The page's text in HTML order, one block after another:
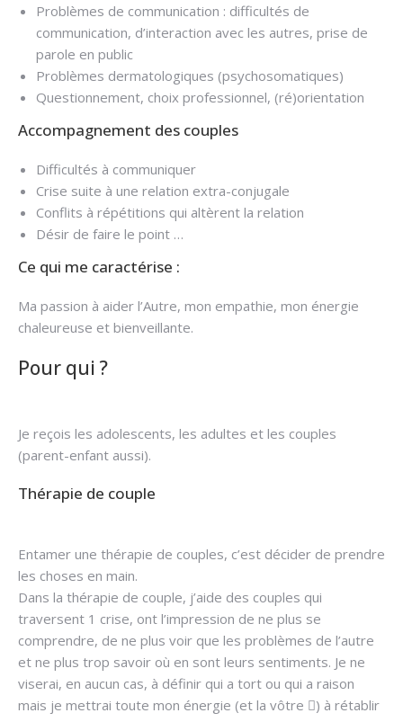
Problèmes de communication : difficultés de
communication, d’interaction avec les autres, prise de
parole en public
Problèmes dermatologiques (psychosomatiques)
Questionnement, choix professionnel, (ré)orientation
Accompagnement des couples
Difficultés à communiquer
Crise suite à une relation extra-conjugale
Conflits à répétitions qui altèrent la relation
Désir de faire le point …
Ce qui me caractérise :
Ma passion à aider l’Autre, mon empathie, mon énergie
chaleureuse et bienveillante.
Pour qui ?
Je reçois les adolescents, les adultes et les couples
(parent-enfant aussi).
Thérapie de couple
Entamer une thérapie de couples, c’est décider de prendre
les choses en main.
Dans la thérapie de couple, j’aide des couples qui
traversent 1 crise, ont l’impression de ne plus se
comprendre, de ne plus voir que les problèmes de l’autre
et ne plus trop savoir où en sont leurs sentiments. Je ne
viserai, en aucun cas, à définir qui a tort ou qui a raison
mais je mettrai toute mon énergie (et la vôtre ) à rétablir